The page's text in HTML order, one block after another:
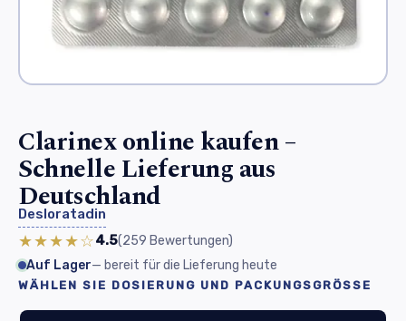
Clarinex online kaufen –
Schnelle Lieferung aus
Deutschland
Desloratadin
★★★★☆4.5(259 Bewertungen)
Auf Lager— bereit für die Lieferung heute
WÄHLEN SIE DOSIERUNG UND PACKUNGSGRÖSSE